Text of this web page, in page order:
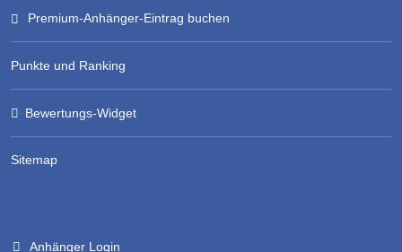
Premium-Anhänger-Eintrag buchen
Punkte und Ranking
Bewertungs-Widget
Sitemap
Anhänger Login